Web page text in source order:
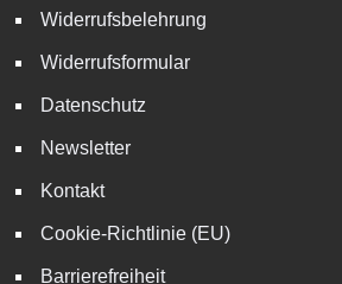
Widerrufsbelehrung
Widerrufsformular
Datenschutz
Newsletter
Kontakt
Cookie-Richtlinie (EU)
Barrierefreiheit